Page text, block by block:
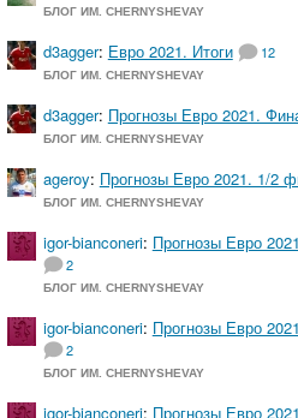
БЛОГ ИМ. CHERNYSHEVAY
d3agger: Евро 2021. Итоги 12
БЛОГ ИМ. CHERNYSHEVAY
d3agger: Прогнозы Евро 2021.
БЛОГ ИМ. CHERNYSHEVAY
ageroy: Прогнозы Евро 2021. 1/2
БЛОГ ИМ. CHERNYSHEVAY
igor-bianconeri: Прогнозы Евро
2
БЛОГ ИМ. CHERNYSHEVAY
igor-bianconeri: Прогнозы Евро
2
БЛОГ ИМ. CHERNYSHEVAY
igor-bianconeri: Прогнозы Евро